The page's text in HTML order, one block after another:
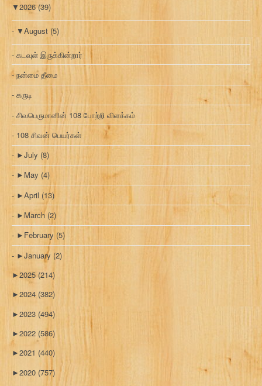
▼2026(39)
▼August (5)
கடவுள் இருக்கின்றார்
நன்மை தீமை
கருடி
சிவபெருமானின் 108 போற்றி விளக்கம்
108 சிவன் பெயர்கள்
►July (8)
► May (4)
►April (13)
► March (2)
► February (5)
►January (2)
►2025 (214)
►2024 (382)
►2023 (494)
►2022 (586)
►2021 (440)
►2020 (757)